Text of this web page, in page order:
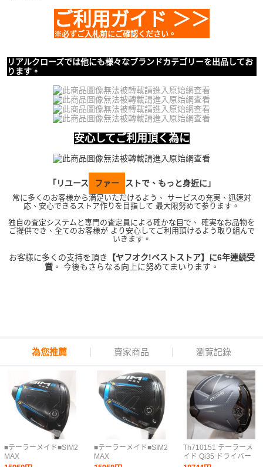
ご利用ガイド ＞＞
※必ずご入札前にご確認ください。
リアルクローズでは他にも様々なブランドカテゴリーを出品してお
ります。
安心してご利用頂く為に
「リユース ファー ストで、もっと身近に」
常に多くのお客様から満足いただけるよう、 サービスの充実、迅速対
応、安心できるストア作りを目指して 最大限努めて参ります。
独自の査定システムと専門の査定員による確かな目で、 確実なお品物を
ご提供でき、全てのお客様が より安心してご利用頂けるよう取り組んで
いきます。
お客様に多くの支持を頂き 【ヤフオク!ベストストア】に6年連続受
賞。 今後もさらなる向上に努めてまいります。
為您推薦 賣家商品 瀏覽記錄
■テーラーメイド■SIM2
MAX
10.5°■1W■S■Diamana
■テーラーメイド■SIM2
MAX
9°■1W■S■TENSEI
Th710151 テーラーメ
イド Qi35 ドライバー
1W 10.5度 右利き用 ゴ